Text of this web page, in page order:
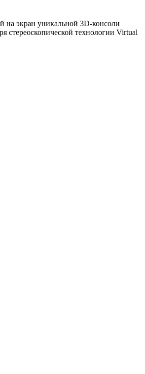
на экран уникальной 3D-консоли
стереоскопической технологии Virtual